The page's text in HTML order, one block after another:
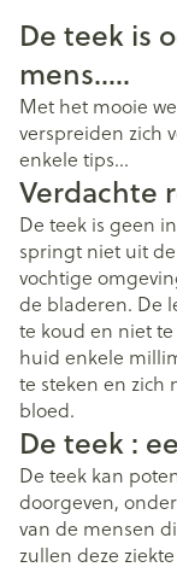
De teek is
mens…..
Met het mooie
verspreiden zich
enkele tips…
Verdachte
De teek is geen
springt niet uit
vochtige
de bladeren. De
te koud en niet
huid enkele
te steken en zich
bloed.
De teek :
De teek kan
doorgeven,
van de mensen
zullen deze